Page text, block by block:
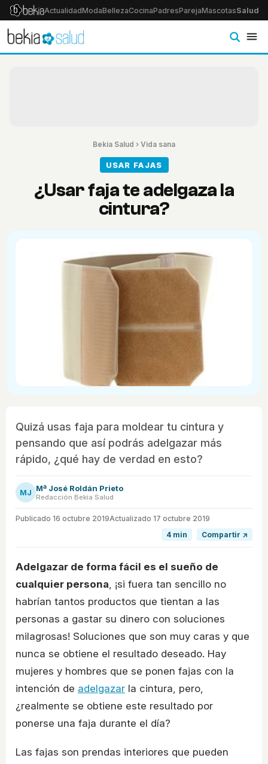
ActualidadModaBellezaCocinaPadresParejaMascotasSalud
Bekia Salud › Vida sana
USAR FAJAS
¿Usar faja te adelgaza la
cintura?
Quizá usas faja para moldear tu cintura y
pensando que así podrás adelgazar más
rápido, ¿qué hay de verdad en esto?
MJ Mª José Roldán Prieto
Redacción Bekia Salud
Publicado 16 octubre 2019Actualizado 17 octubre 2019
4 min
Compartir ↗
Adelgazar de forma fácil es el sueño de
cualquier persona , ¡si fuera tan sencillo no
habrían tantos productos que tientan a las
personas a gastar su dinero con soluciones
milagrosas! Soluciones que son muy caras y que
nunca se obtiene el resultado deseado. Hay
mujeres y hombres que se ponen fajas con la
intención de adelgazar la cintura, pero,
¿realmente se obtiene este resultado por
ponerse una faja durante el día?
Las fajas son prendas interiores que pueden